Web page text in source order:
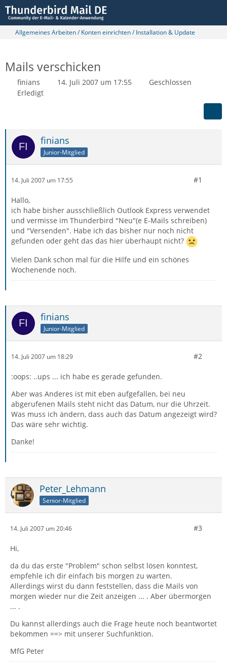
Allgemeines Arbeiten / Konten einrichten / Installation & Update
Mails verschicken
finians 14. Juli 2007 um 17:55
Geschlossen
Erledigt
finians
Junior-Mitglied
14. Juli 2007 um 17:55 #1
Hallo,
ich habe bisher ausschließlich Outlook Express verwendet
und vermisse im Thunderbird "Neu"(e E-Mails schreiben)
und "Versenden". Habe ich das bisher nur noch nicht
gefunden oder geht das das hier überhaupt nicht?
Vielen Dank schon mal für die Hilfe und ein schönes
Wochenende noch.
finians
Junior-Mitglied
14. Juli 2007 um 18:29 #2
:oops: ..ups ... ich habe es gerade gefunden.
Aber was Anderes ist mit eben aufgefallen, bei neu
abgerufenen Mails steht nicht das Datum, nur die Uhrzeit.
Was muss ich ändern, dass auch das Datum angezeigt wird?
Das wäre sehr wichtig.
Danke!
Peter_Lehmann
Senior-Mitglied
14. Juli 2007 um 20:46 #3
Hi,
da du das erste "Problem" schon selbst lösen konntest,
empfehle ich dir einfach bis morgen zu warten.
Allerdings wirst du dann feststellen, dass die Mails von
morgen wieder nur die Zeit anzeigen ... . Aber übermorgen
... .
Du kannst allerdings auch die Frage heute noch beantwortet
bekommen ==> mit unserer Suchfunktion.
MfG Peter